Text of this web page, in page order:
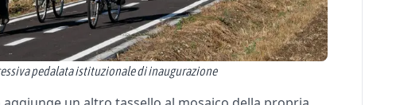
pedalata istituzionale di inaugurazione